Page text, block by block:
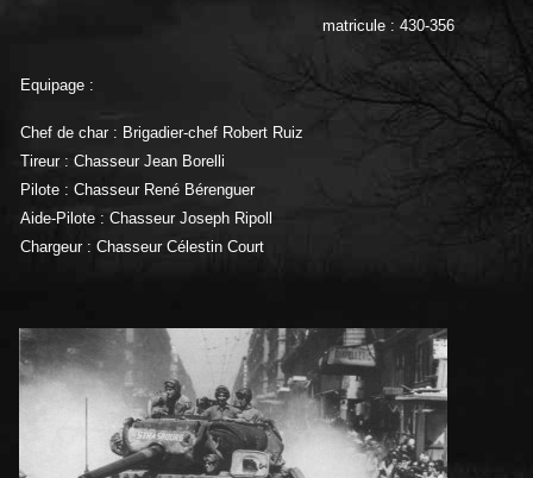
matricule : 430-356
Equipage :
Chef de char : Brigadier-chef Robert Ruiz
Tireur : Chasseur Jean Borelli
Pilote : Chasseur René Bérenguer
Aide-Pilote : Chasseur Joseph Ripoll
Chargeur : Chasseur Célestin Court